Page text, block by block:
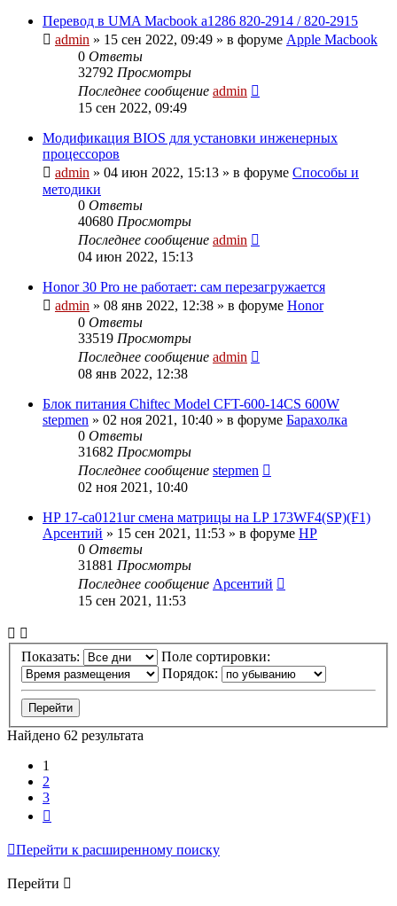
Перевод в UMA Macbook a1286 820-2914 / 820-2915
admin » 15 сен 2022, 09:49 » в форуме Apple Macbook
0 Ответы
32792 Просмотры
Последнее сообщение admin
15 сен 2022, 09:49
Модификация BIOS для установки инженерных
процессоров
admin » 04 июн 2022, 15:13 » в форуме Способы и
методики
0 Ответы
40680 Просмотры
Последнее сообщение admin
04 июн 2022, 15:13
Honor 30 Pro не работает: сам перезагружается
admin » 08 янв 2022, 12:38 » в форуме Honor
0 Ответы
33519 Просмотры
Последнее сообщение admin
08 янв 2022, 12:38
Блок питания Chiftec Model CFT-600-14CS 600W
stepmen » 02 ноя 2021, 10:40 » в форуме Барахолка
0 Ответы
31682 Просмотры
Последнее сообщение stepmen
02 ноя 2021, 10:40
HP 17-ca0121ur смена матрицы на LP 173WF4(SP)(F1)
Арсентий » 15 сен 2021, 11:53 » в форуме HP
0 Ответы
31881 Просмотры
Последнее сообщение Арсентий
15 сен 2021, 11:53
Показать:
Поле сортировки:
Порядок:
Найдено 62 результата
1
2
3
Перейти к расширенному поиску
Перейти